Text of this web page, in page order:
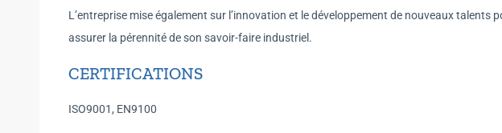
L’entreprise mise également sur l’innovation et le développement de nouveaux talents
assurer la pérennité de son savoir-faire industriel.
CERTIFICATIONS
ISO9001, EN9100